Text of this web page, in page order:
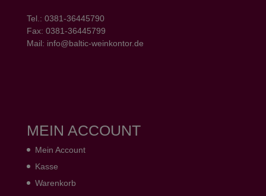
Tel.: 0381-36445790
Fax: 0381-36445799
Mail: info@baltic-weinkontor.de
MEIN ACCOUNT
Mein Account
Kasse
Warenkorb